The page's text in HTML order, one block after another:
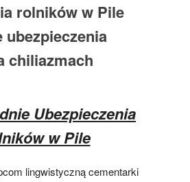
rolników w Pile
ubezpieczenia
chiliazmach
Ubezpieczenia
w Pile
lingwistyczną cementarki